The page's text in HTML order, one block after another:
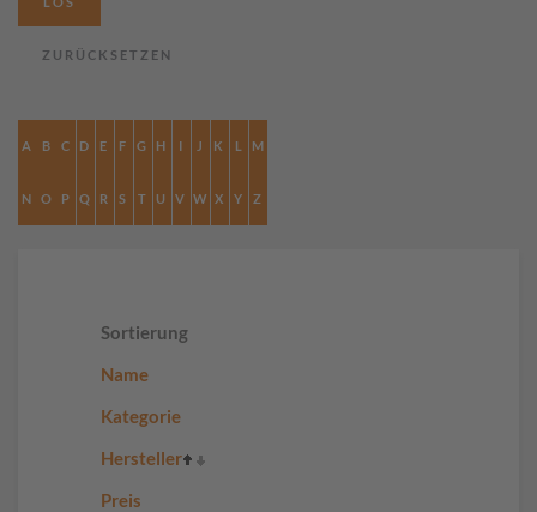
A B C D E F G H I J K L M
N O P Q R S T U V W X Y Z
Sortierung
Name
Kategorie
Hersteller
Preis